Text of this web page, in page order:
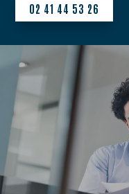
02 41 44 53 26
DBR,
la référence
d’impression